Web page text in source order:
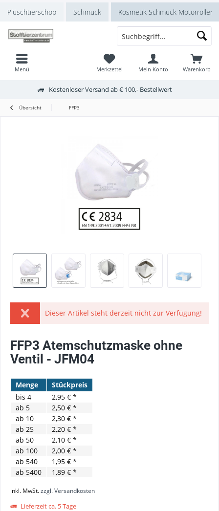
Plüschtierschop Schmuck Kosmetik Schmuck Motorroller
Menü Warenkorb
Merkzettel Mein Konto
Kostenloser Versand ab € 100,- Bestellwert
Übersicht FFP3
Dieser Artikel steht derzeit nicht zur Verfügung!
FFP3 Atemschutzmaske ohne
Ventil - JFM04
Menge
Stückpreis
bis 4
2,95 € *
ab 5
2,50 € *
ab 10
2,30 € *
ab 25
2,20 € *
ab 50
2,10 € *
ab 100
2,00 € *
ab 540
1,95 € *
ab 5400 1,89 € *
inkl. MwSt.zzgl. Versandkosten
Lieferzeit ca. 5 Tage